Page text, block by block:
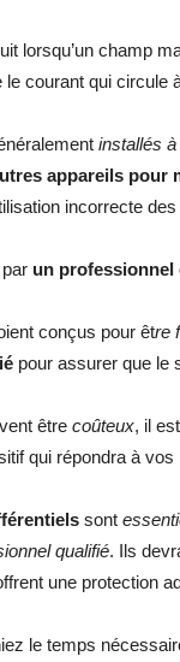
lorsqu’un champ
le courant qui circule
installés
appareils pour
incorrecte
un professionnel
conçus pour être
pour assurer que le
être coûteux, il
qui répondra à
sont
qualifié. Ils
une protection
le temps